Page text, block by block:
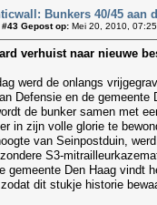
Bunkers 40/45 aan
#43 Gepost op: Mei 20, 2010,
verhuist naar nieuwe
werd de onlangs
Defensie en de gemeente
de bunker samen met
in zijn volle glorie te
van Seinpostduin,
S3-
gemeente Den Haag vindt
dit stukje historie